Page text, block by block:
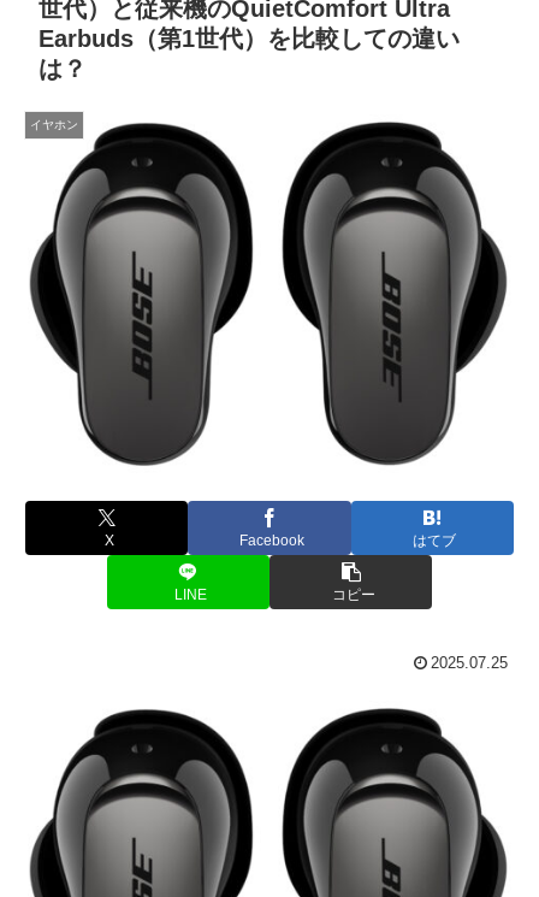
世代）と従来機のQuietComfort Ultra
Earbuds（第1世代）を比較しての違い
は？
イヤホン
X Facebook はてブ
LINE コピー
2025.07.25